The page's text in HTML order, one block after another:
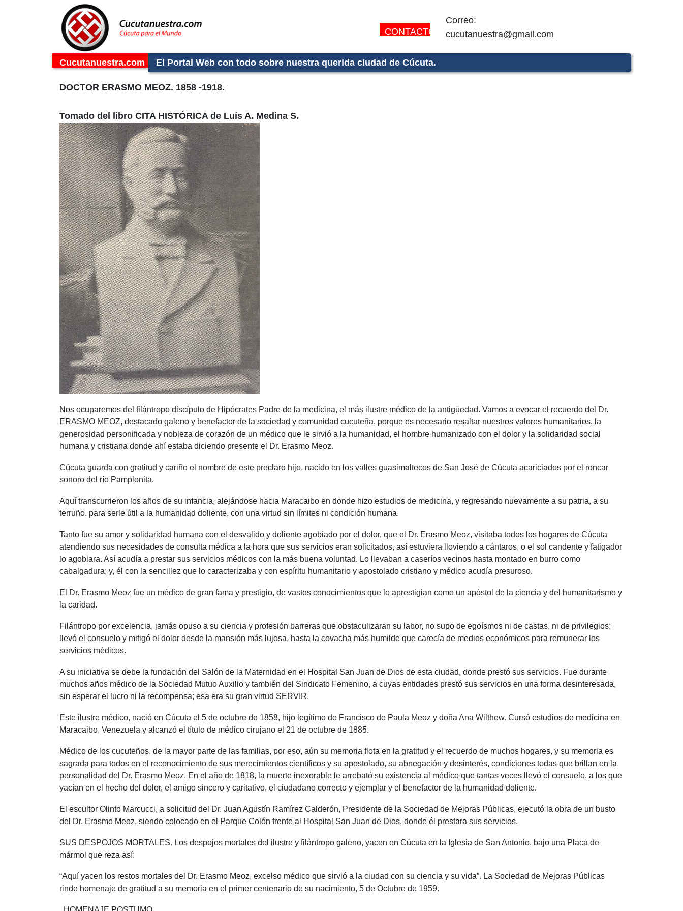
CONTACTO:
Correo:
cucutanuestra@gmail.com
Cucutanuestra.com El Portal Web con todo sobre nuestra querida ciudad de Cúcuta.
DOCTOR ERASMO MEOZ. 1858 -1918.
Tomado del libro CITA HISTÓRICA de Luís A. Medina S.
Nos ocuparemos del filántropo discípulo de Hipócrates Padre de la medicina, el más ilustre médico de la antigüedad. Vamos a evocar el recuerdo del Dr.
ERASMO MEOZ, destacado galeno y benefactor de la sociedad y comunidad cucuteña, porque es necesario resaltar nuestros valores humanitarios, la
generosidad personificada y nobleza de corazón de un médico que le sirvió a la humanidad, el hombre humanizado con el dolor y la solidaridad social
humana y cristiana donde ahí estaba diciendo presente el Dr. Erasmo Meoz.
Cúcuta guarda con gratitud y cariño el nombre de este preclaro hijo, nacido en los valles guasimaltecos de San José de Cúcuta acariciados por el roncar
sonoro del río Pamplonita.
Aquí transcurrieron los años de su infancia, alejándose hacia Maracaibo en donde hizo estudios de medicina, y regresando nuevamente a su patria, a su
terruño, para serle útil a la humanidad doliente, con una virtud sin límites ni condición humana.
Tanto fue su amor y solidaridad humana con el desvalido y doliente agobiado por el dolor, que el Dr. Erasmo Meoz, visitaba todos los hogares de Cúcuta
atendiendo sus necesidades de consulta médica a la hora que sus servicios eran solicitados, así estuviera lloviendo a cántaros, o el sol candente y fatigador
lo agobiara. Así acudía a prestar sus servicios médicos con la más buena voluntad. Lo llevaban a caseríos vecinos hasta montado en burro como
cabalgadura; y, él con la sencillez que lo caracterizaba y con espíritu humanitario y apostolado cristiano y médico acudía presuroso.
El Dr. Erasmo Meoz fue un médico de gran fama y prestigio, de vastos conocimientos que lo aprestigian como un apóstol de la ciencia y del humanitarismo y
la caridad.
Filántropo por excelencia, jamás opuso a su ciencia y profesión barreras que obstaculizaran su labor, no supo de egoísmos ni de castas, ni de privilegios;
llevó el consuelo y mitigó el dolor desde la mansión más lujosa, hasta la covacha más humilde que carecía de medios económicos para remunerar los
servicios médicos.
A su iniciativa se debe la fundación del Salón de la Maternidad en el Hospital San Juan de Dios de esta ciudad, donde prestó sus servicios. Fue durante
muchos años médico de la Sociedad Mutuo Auxilio y también del Sindicato Femenino, a cuyas entidades prestó sus servicios en una forma desinteresada,
sin esperar el lucro ni la recompensa; esa era su gran virtud SERVIR.
Este ilustre médico, nació en Cúcuta el 5 de octubre de 1858, hijo legítimo de Francisco de Paula Meoz y doña Ana Wilthew. Cursó estudios de medicina en
Maracaibo, Venezuela y alcanzó el título de médico cirujano el 21 de octubre de 1885.
Médico de los cucuteños, de la mayor parte de las familias, por eso, aún su memoria flota en la gratitud y el recuerdo de muchos hogares, y su memoria es
sagrada para todos en el reconocimiento de sus merecimientos científicos y su apostolado, su abnegación y desinterés, condiciones todas que brillan en la
personalidad del Dr. Erasmo Meoz. En el año de 1818, la muerte inexorable le arrebató su existencia al médico que tantas veces llevó el consuelo, a los que
yacían en el hecho del dolor, el amigo sincero y caritativo, el ciudadano correcto y ejemplar y el benefactor de la humanidad doliente.
El escultor Olinto Marcucci, a solicitud del Dr. Juan Agustín Ramírez Calderón, Presidente de la Sociedad de Mejoras Públicas, ejecutó la obra de un busto
del Dr. Erasmo Meoz, siendo colocado en el Parque Colón frente al Hospital San Juan de Dios, donde él prestara sus servicios.
SUS DESPOJOS MORTALES. Los despojos mortales del ilustre y filántropo galeno, yacen en Cúcuta en la Iglesia de San Antonio, bajo una Placa de
mármol que reza así:
“Aquí yacen los restos mortales del Dr. Erasmo Meoz, excelso médico que sirvió a la ciudad con su ciencia y su vida”. La Sociedad de Mejoras Públicas
rinde homenaje de gratitud a su memoria en el primer centenario de su nacimiento, 5 de Octubre de 1959.